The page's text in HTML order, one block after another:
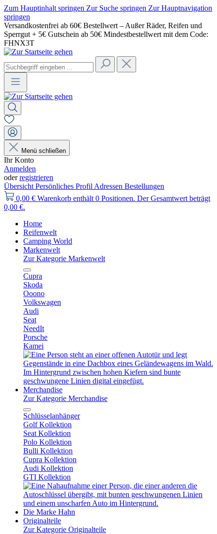
Zum Hauptinhalt springen Zur Suche springen Zur Hauptnavigation
springen
Versandkostenfrei ab 60€ Bestellwert – Außer Räder, Reifen und
Sperrgut + 5€ Gutschein ab 50€ Mindestbestellwert mit dem Code:
FHNX3T
Menü schließen
Ihr Konto
Anmelden
oderregistrieren
Übersicht Persönliches Profil Adressen Bestellungen
0,00 € Warenkorb enthält 0 Positionen. Der Gesamtwert beträgt
0,00 €.
Home
Reifenwelt
Camping World
Markenwelt
Zur Kategorie Markenwelt
Cupra
Skoda
Ooono
Volkswagen
Audi
Seat
NeedIt
Porsche
Kamei
Merchandise
Zur Kategorie Merchandise
Schlüsselanhänger
Golf Kollektion
Seat Kollektion
Polo Kollektion
Bulli Kollektion
Cupra Kollektion
Audi Kollektion
GTI Kollektion
Die Marke Hahn
Originalteile
Zur Kategorie Originalteile